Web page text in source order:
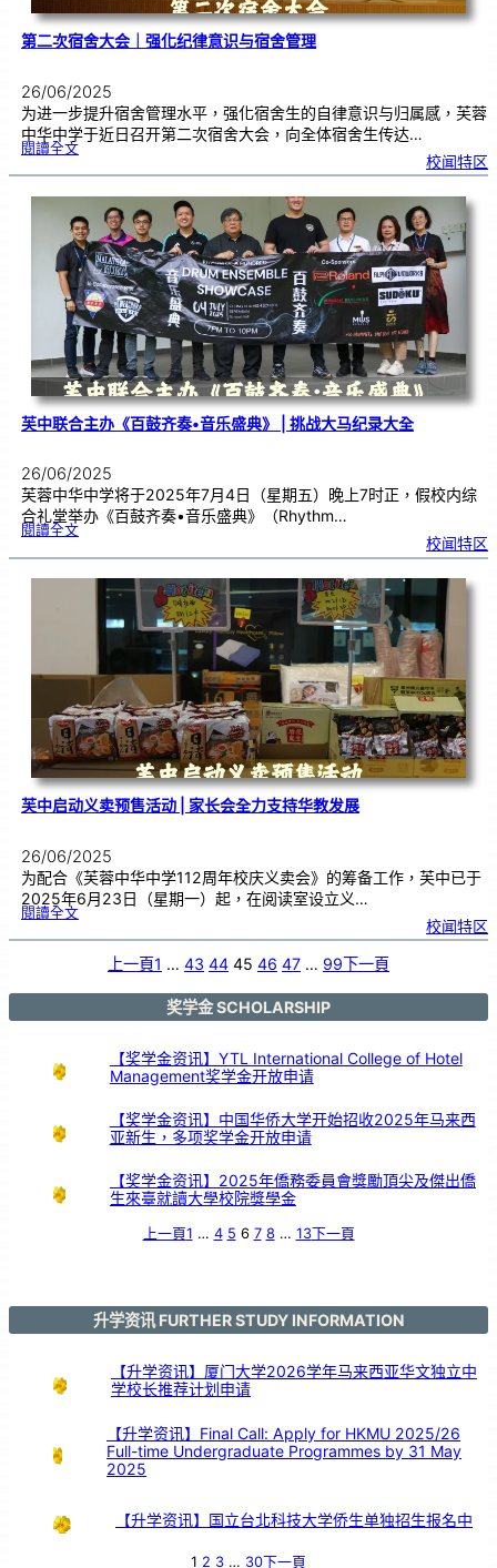
第二次宿舍大会｜强化纪律意识与宿舍管理
26/06/2025
为进一步提升宿舍管理水平，强化宿舍生的自律意识与归属感，芙蓉
中华中学于近日召开第二次宿舍大会，向全体宿舍生传达…
閱讀全文:第
宿
大
会
强
化
纪
律
意
识
与
宿
舍
管
理
校闻特区
芙中联合主办《百鼓齐奏•音乐盛典》 | 挑战大马纪录大全
26/06/2025
芙蓉中华中学将于2025年7月4日（星期五）晚上7时正，假校内综
合礼堂举办《百鼓齐奏•音乐盛典》（Rhythm…
閱讀全文:芙
合
办
《
挑
战
马
纪
录
大
全
校闻特区
芙中启动义卖预售活动 | 家长会全力支持华教发展
26/06/2025
为配合《芙蓉中华中学112周年校庆义卖会》的筹备工作，芙中已于
2025年6月23日（星期一）起，在阅读室设立义…
閱讀全文:芙
动
|
会
校闻特区
上一頁1 … 43 44 45 46 47 … 99下一頁
奖学金 SCHOLARSHIP
【奖学金资讯】YTL International College of Hotel
Management奖学金开放申请
【奖学金资讯】中国华侨大学开始招收2025年马来西
亚新生，多项奖学金开放申请
【奖学金资讯】2025年僑務委員會獎勵頂尖及傑出僑
生來臺就讀大學校院獎學金
上一頁1 … 4 5 6 7 8 … 13下一頁
升学资讯 FURTHER STUDY INFORMATION
【升学资讯】厦门大学2026学年马来西亚华文独立中
学校长推荐计划申请
【升学资讯】Final Call: Apply for HKMU 2025/26
Full-time Undergraduate Programmes by 31 May
2025
【升学资讯】国立台北科技大学侨生单独招生报名中
1 2 3 … 30下一頁